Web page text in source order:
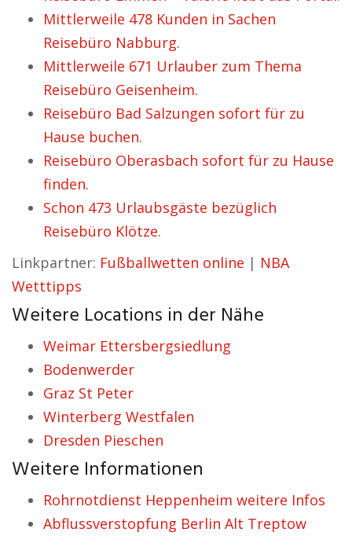
Mittlerweile 478 Kunden in Sachen
Reisebüro Nabburg.
Mittlerweile 671 Urlauber zum Thema
Reisebüro Geisenheim.
Reisebüro Bad Salzungen sofort für zu
Hause buchen.
Reisebüro Oberasbach sofort für zu Hause
finden.
Schon 473 Urlaubsgäste bezüglich
Reisebüro Klötze.
Linkpartner: Fußballwetten online | NBA
Wetttipps
Weitere Locations in der Nähe
Weimar Ettersbergsiedlung
Bodenwerder
Graz St Peter
Winterberg Westfalen
Dresden Pieschen
Weitere Informationen
Rohrnotdienst Heppenheim weitere Infos
Abflussverstopfung Berlin Alt Treptow